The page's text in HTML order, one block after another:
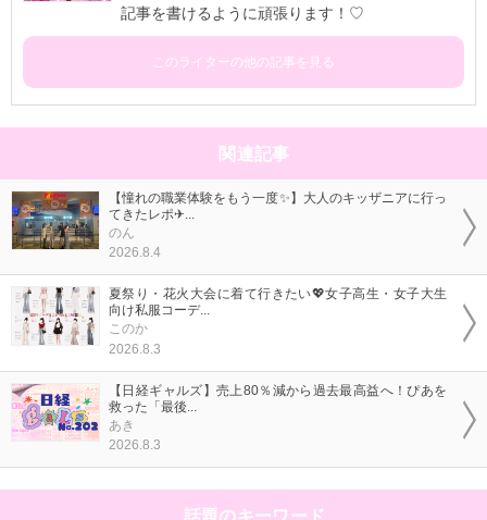
記事を書けるように頑張ります！♡
このライターの他の記事を見る
関連記事
【憧れの職業体験をもう一度✨】大人のキッザニアに行っ
てきたレポ✈...
のん
2026.8.4
夏祭り・花火大会に着て行きたい💖女子高生・女子大生
向け私服コーデ...
このか
2026.8.3
【日経ギャルズ】売上80％減から過去最高益へ！ぴあを
救った「最後...
あき
2026.8.3
話題のキーワード